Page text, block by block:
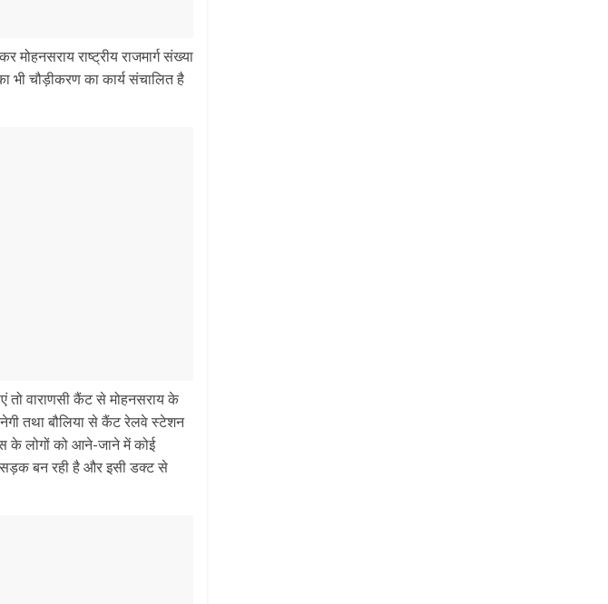
मोहनसराय राष्ट्रीय राजमार्ग संख्या
भी चौड़ीकरण का कार्य संचालित है
तो वाराणसी कैंट से मोहनसराय के
तथा बौलिया से कैंट रेलवे स्टेशन
के लोगों को आने-जाने में कोई
सड़क बन रही है और इसी डक्ट से